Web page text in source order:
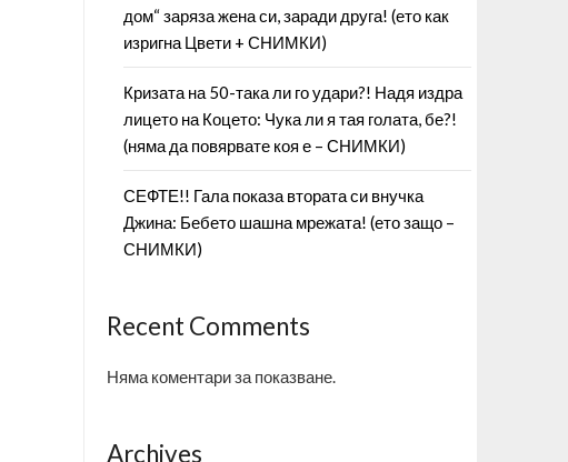
дом“ заряза жена си, заради друга! (ето как
изригна Цвети + СНИМКИ)
Кризата на 50-така ли го удари?! Надя издра
лицето на Коцето: Чука ли я тая голата, бе?!
(няма да повярвате коя е – СНИМКИ)
СЕФТЕ!! Гала показа втората си внучка
Джина: Бебето шашна мрежата! (ето защо –
СНИМКИ)
Recent Comments
Няма коментари за показване.
Archives